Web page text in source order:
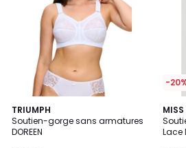
TRIUMPH
Soutien-gorge sans armatures
DOREEN
4,1
/ 5
3
Couleurs
-
MISS
Lace
4,6
/ 5
2